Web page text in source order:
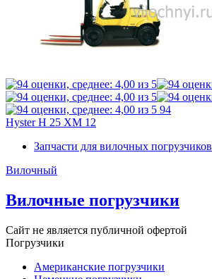
94
Hyster H 25 XM 12
Запчасти для вилочных погрузчиков
Вилочный
Вилочные погрузчики
Сайт не является публичной офертой
Погрузчики
Американские погрузчики